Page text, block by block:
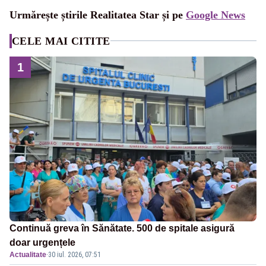
Urmărește știrile Realitatea Star și pe Google News
CELE MAI CITITE
1
Continuă greva în Sănătate. 500 de spitale asigură
doar urgențele
Actualitate·30 iul. 2026, 07:51